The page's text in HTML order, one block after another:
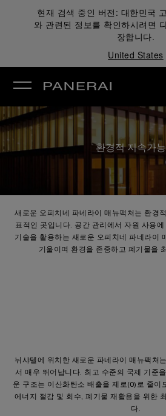
현재 검색 중인 버전: 대한민국
와 관련된 정보를 확인하시려면
장합니다.
United States
환경적 지속가
새로운 오피치네 파네라이 매뉴팩처는 환경
표적인 곳입니다. 공간 관리에서 자원 사용에
기술을 활용하는 새로운 오피치네 파네라이
기울이며 환경을 존중하고 폐기물을
뉘샤텔에 위치한 새로운 파네라이 매뉴팩처
서 매우 뛰어납니다. 최고 수준의 국제 기준
운 구조는 이산화탄소 배출을 제로(0)로 줄이
에너지 절감 및 회수, 폐기물 재활용을 위한
다.